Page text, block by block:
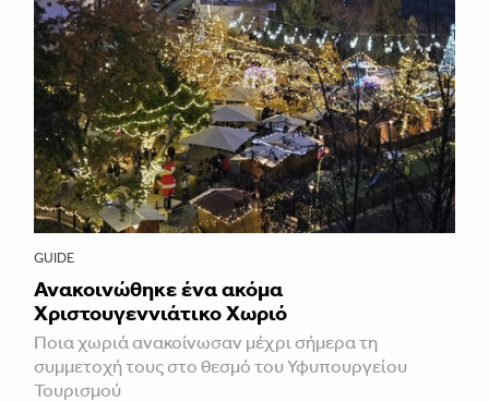
GUIDE
Ανακοινώθηκε ένα ακόμα
Χριστουγεννιάτικο Χωριό
Ποια χωριά ανακοίνωσαν μέχρι σήμερα τη
συμμετοχή τους στο θεσμό του Υφυπουργείου
Τουρισμού